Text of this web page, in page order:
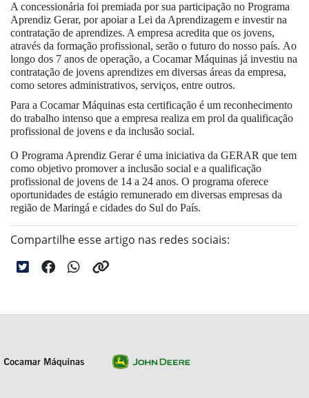
A concessionária foi premiada por sua participação no Programa
Aprendiz Gerar, por apoiar a Lei da Aprendizagem e investir na
contratação de aprendizes. A empresa acredita que os jovens,
através da formação profissional, serão o futuro do nosso país. Ao
longo dos 7 anos de operação, a Cocamar Máquinas já investiu na
contratação de jovens aprendizes em diversas áreas da empresa,
como setores administrativos, serviços, entre outros.
Para a Cocamar Máquinas esta certificação é um reconhecimento
do trabalho intenso que a empresa realiza em prol da qualificação
profissional de jovens e da inclusão social.
O Programa Aprendiz Gerar é uma iniciativa da GERAR que tem
como objetivo promover a inclusão social e a qualificação
profissional de jovens de 14 a 24 anos. O programa oferece
oportunidades de estágio remunerado em diversas empresas da
região de Maringá e cidades do Sul do País.
Compartilhe esse artigo nas redes sociais: